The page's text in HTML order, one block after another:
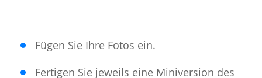
Fügen Sie Ihre Fotos ein.
Fertigen Sie jeweils eine Miniversion des